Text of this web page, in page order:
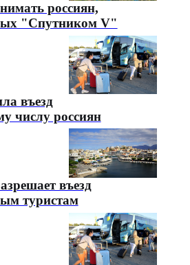
россиян,
"Спутником V"
въезд
числу россиян
въезд
туристам